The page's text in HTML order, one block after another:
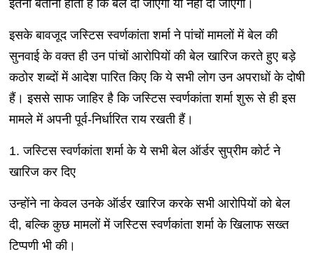
इतना बताना होता है कि बेल दी जाएगी या नहीं दी जाएगी।
इसके बावजूद जस्टिस स्वर्णकांता शर्मा ने पांचों मामलों में बेल की
सुनवाई के वक्त ही उन पांचों आरोपियों की बेल खारिज करते हुए बड़े
कठोर शब्दों में आदेश पारित किए कि ये सभी लोग उन अपराधों के दोषी
हैं। इससे साफ जाहिर है कि जस्टिस स्वर्णकांता शर्मा शुरू से ही इस
मामले में अपनी पूर्व-निर्धारित राय रखती हैं।
1. जस्टिस स्वर्णकांता शर्मा के ये सभी बेल ऑर्डर सुप्रीम कोर्ट ने
खारिज कर दिए
उन्होंने ना केवल उनके ऑर्डर खारिज करके सभी आरोपियों को बेल
दी, बल्कि कुछ मामलों में जस्टिस स्वर्णकांता शर्मा के खिलाफ सख्त
टिप्पणी भी की।